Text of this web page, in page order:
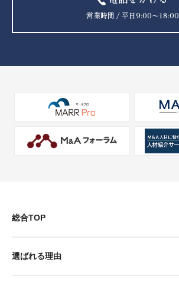
営業時間 / 平日9:00〜18:00
総合TOP
選ばれる理由